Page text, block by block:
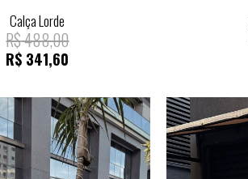
Calça Lorde
R$488,00
R$ 341,60